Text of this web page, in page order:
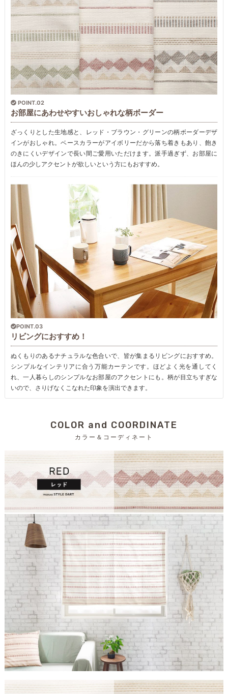
POINT.02
お部屋にあわせやすいおしゃれな柄ボーダー
ざっくりとした生地感と、レッド・ブラウン・グリーンの柄ボーダーデザ
インがおしゃれ。ベースカラーがアイボリーだから落ち着きもあり、飽き
のきにくいデザインで長い間ご愛用いただけます。派手過ぎず、お部屋に
ほんの少しアクセントが欲しいという方にもおすすめ。
POINT.03
リビングにおすすめ！
ぬくもりのあるナチュラルな色合いで、皆が集まるリビングにおすすめ。
シンプルなインテリアに合う万能カーテンです。ほどよく光を通してく
れ、一人暮らしのシンプルなお部屋のアクセントにも。柄が目立ちすぎな
いので、さりげなくこなれた印象を演出できます。
COLOR and COORDINATE
カラー＆コーディネート